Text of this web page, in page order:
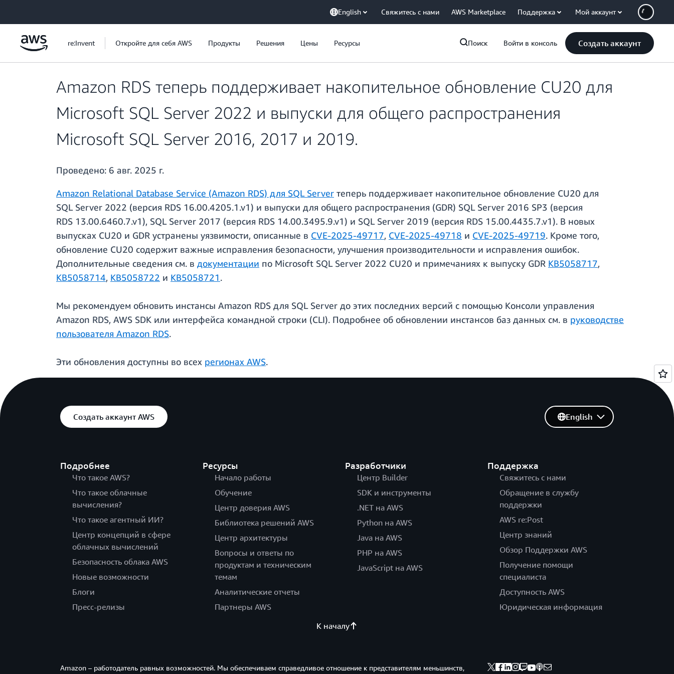
English Свяжитесь с нами AWS Marketplace Поддержка Мой аккаунт
re:Invent Откройте для себя AWS Продукты Решения Цены Ресурсы Поиск Войти в консоль Создать аккаунт
Amazon RDS теперь поддерживает накопительное обновление CU20 для
Microsoft SQL Server 2022 и выпуски для общего распространения
Microsoft SQL Server 2016, 2017 и 2019.
Проведено: 6 авг. 2025 г.
Amazon Relational Database Service (Amazon RDS) для SQL Server теперь поддерживает накопительное обновление CU20 для
SQL Server 2022 (версия RDS 16.00.4205.1.v1) и выпуски для общего распространения (GDR) SQL Server 2016 SP3 (версия
RDS 13.00.6460.7.v1), SQL Server 2017 (версия RDS 14.00.3495.9.v1) и SQL Server 2019 (версия RDS 15.00.4435.7.v1). В новых
выпусках CU20 и GDR устранены уязвимости, описанные в CVE-2025-49717, CVE-2025-49718 и CVE-2025-49719. Кроме того,
обновление CU20 содержит важные исправления безопасности, улучшения производительности и исправления ошибок.
Дополнительные сведения см. в документации по Microsoft SQL Server 2022 CU20 и примечаниях к выпуску GDR KB5058717,
KB5058714, KB5058722 и KB5058721.
Мы рекомендуем обновить инстансы Amazon RDS для SQL Server до этих последних версий с помощью Консоли управления
Amazon RDS, AWS SDK или интерфейса командной строки (CLI). Подробнее об обновлении инстансов баз данных см. в руководстве
пользователя Amazon RDS.
Эти обновления доступны во всех регионах AWS.
Создать аккаунт AWS
Подробнее
Что такое AWS?
Что такое облачные
вычисления?
Что такое агентный ИИ?
Центр концепций в сфере
облачных вычислений
Безопасность облака AWS
Новые возможности
Блоги
Пресс-релизы
Ресурсы
Начало работы
Обучение
Центр доверия AWS
Библиотека решений AWS
Центр архитектуры
Вопросы и ответы по
продуктам и техническим
темам
Аналитические отчеты
Партнеры AWS
Разработчики
Центр Builder
SDK и инструменты
.NET на AWS
Python на AWS
Java на AWS
PHP на AWS
JavaScript на AWS
Поддержка
Свяжитесь с нами
Обращение в службу
поддержки
AWS re:Post
Центр знаний
Обзор Поддержки AWS
Получение помощи
специалиста
Доступность AWS
Юридическая информация
English
К началу
Amazon – работодатель равных возможностей. Мы обеспечиваем справедливое отношение к представителям меньшинств,